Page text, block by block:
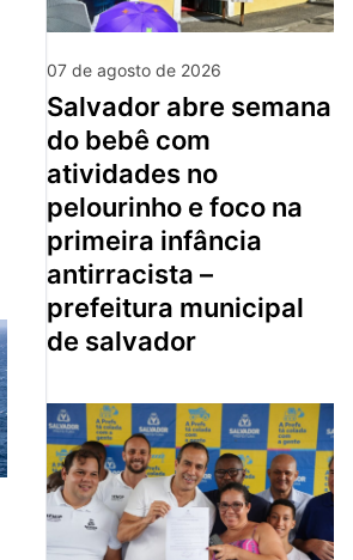
07 de agosto de 2026
salvador abre semana
do bebê com
atividades no
pelourinho e foco na
primeira infância
antirracista –
prefeitura municipal
de salvador